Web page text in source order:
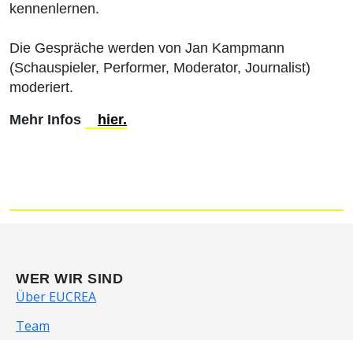
kennenlernen.
Die Gespräche werden von Jan Kampmann
(Schauspieler, Performer, Moderator, Journalist)
moderiert.
Mehr Infos hier.
WER WIR SIND
Über EUCREA
Team